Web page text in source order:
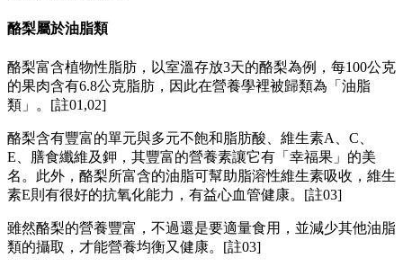
酪梨屬於油脂類
酪梨富含植物性脂肪，以室溫存放3天的酪梨為例，每100公克
的果肉含有6.8公克脂肪，因此在營養學裡被歸類為「油脂
類」。[註01,02]
酪梨含有豐富的單元與多元不飽和脂肪酸、維生素A、C、
E、膳食纖維及鉀，其豐富的營養素讓它有「幸福果」的美
名。此外，酪梨所富含的油脂可幫助脂溶性維生素吸收，維生
素E則有很好的抗氧化能力，有益心血管健康。[註03]
雖然酪梨的營養豐富，不過還是要適量食用，並減少其他油脂
類的攝取，才能營養均衡又健康。[註03]